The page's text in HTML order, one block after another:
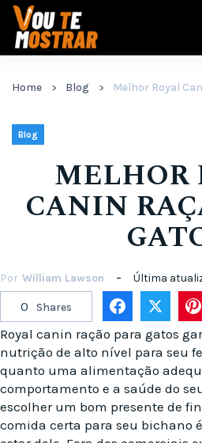
Pular
para
Home Blog Melhor Royal
Blog
MELHOR
CANIN
Por William Lawson Última
0 Shares
Royal canin ração para gatos
nutrição de alto nível para seu
quanto uma alimentação
comportamento e a saúde do
escolher um bom presente de
comida certa para seu bichano